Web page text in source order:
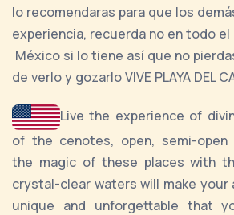
lo recomendaras para que los
experiencia, recuerda no en todo
México si lo tiene así que no
de verlo y gozarlo VIVE PLAYA DEL
Live the experience of
of the cenotes, open, semi-open
the magic of these places with
crystal-clear waters will make
unique and unforgettable that